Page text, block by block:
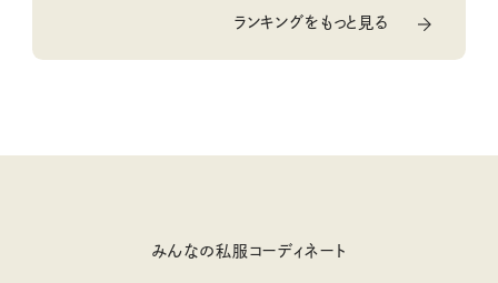
ランキングをもっと見る
みんなの私服コーディネート